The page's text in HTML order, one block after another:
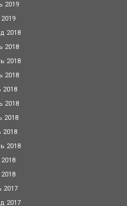
2019
2018
2018
2018
2018
2018
2018
2018
2018
2017
2017